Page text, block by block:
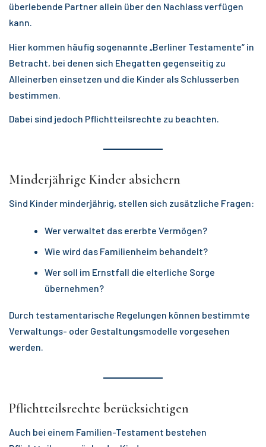
überlebende Partner allein über den Nachlass verfügen
kann.
Hier kommen häufig sogenannte „Berliner Testamente“ in
Betracht, bei denen sich Ehegatten gegenseitig zu
Alleinerben einsetzen und die Kinder als Schlusserben
bestimmen.
Dabei sind jedoch Pflichtteilsrechte zu beachten.
Minderjährige Kinder absichern
Sind Kinder minderjährig, stellen sich zusätzliche Fragen:
Wer verwaltet das ererbte Vermögen?
Wie wird das Familienheim behandelt?
Wer soll im Ernstfall die elterliche Sorge
übernehmen?
Durch testamentarische Regelungen können bestimmte
Verwaltungs- oder Gestaltungsmodelle vorgesehen
werden.
Pflichtteilsrechte berücksichtigen
Auch bei einem Familien-Testament bestehen